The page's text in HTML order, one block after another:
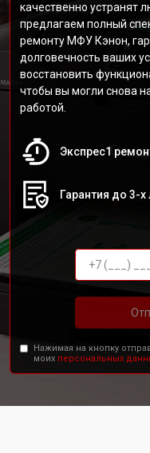
качественно устранят
предлагаем полный
ремонту МФУ Кэнон,
долговечность ваших
восстановить
чтобы вы могли снова
работой.
Экспрес1
Гарантия до 3-х
Нажимая на кнопку
моих персональных